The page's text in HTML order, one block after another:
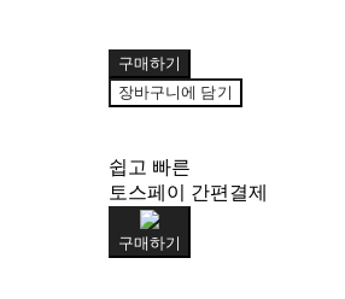
구매하기
장바구니에 담기
쉽고 빠른
토스페이 간편결제
구매하기